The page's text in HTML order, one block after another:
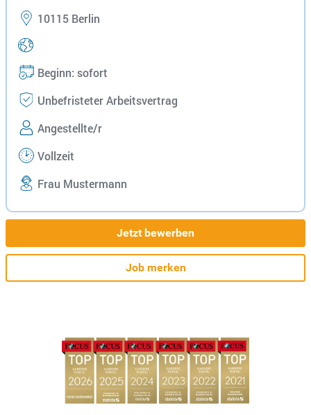
10115 Berlin
Beginn: sofort
Unbefristeter Arbeitsvertrag
Angestellte/r
Vollzeit
Frau Mustermann
Jetzt bewerben
Job merken